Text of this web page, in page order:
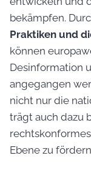
bekämpfen.
Praktiken und
können
Desinformation
angegangen
nicht nur die
trägt auch dazu
Ebene zu